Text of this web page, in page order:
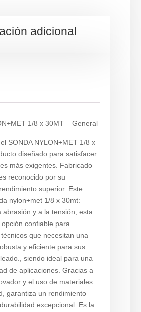
adicional
1/8 x 30MT – General
SONDA NYLON+MET 1/8 x
diseñado para satisfacer
más exigentes. Fabricado
reconocido por su
superior. Este
nylon+met 1/8 x 30mt:
abrasión y a la tensión, esta
confiable para
que necesitan una
y eficiente para sus
siendo ideal para una
de aplicaciones. Gracias a
y el uso de materiales
garantiza un rendimiento
excepcional. Es la